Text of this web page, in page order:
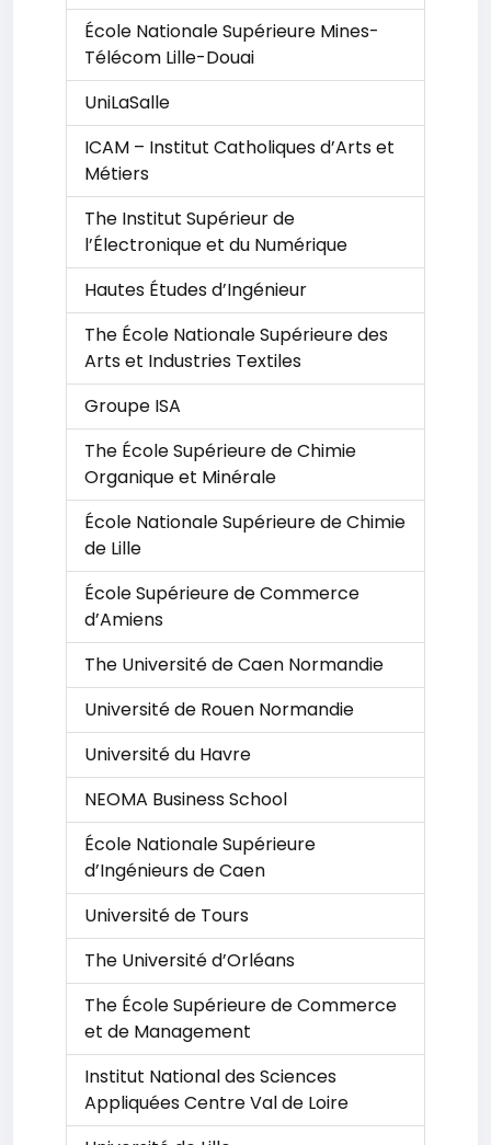
École Nationale Supérieure Mines-
Télécom Lille-Douai
UniLaSalle
ICAM – Institut Catholiques d’Arts et
Métiers
The Institut Supérieur de
l’Électronique et du Numérique
Hautes Études d’Ingénieur
The École Nationale Supérieure des
Arts et Industries Textiles
Groupe ISA
The École Supérieure de Chimie
Organique et Minérale
École Nationale Supérieure de Chimie
de Lille
École Supérieure de Commerce
d’Amiens
The Université de Caen Normandie
Université de Rouen Normandie
Université du Havre
NEOMA Business School
École Nationale Supérieure
d’Ingénieurs de Caen
Université de Tours
The Université d’Orléans
The École Supérieure de Commerce
et de Management
Institut National des Sciences
Appliquées Centre Val de Loire